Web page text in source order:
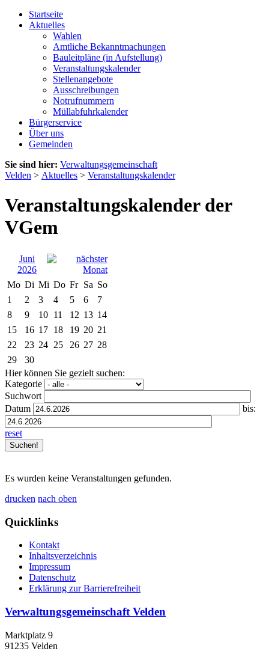
Startseite
Aktuelles
Wahlen
Amtliche Bekanntmachungen
Bauleitpläne (in Aufstellung)
Veranstaltungskalender
Stellenangebote
Ausschreibungen
Notrufnummern
Müllabfuhrkalender
Bürgerservice
Über uns
Gemeinden
Sie sind hier: Verwaltungsgemeinschaft
Velden > Aktuelles > Veranstaltungskalender
Veranstaltungskalender der
VGem
Juni
2026
Mo Di Mi Do Fr Sa So
1
2 3 4 5 6
7
8
9 10 11 12 13 14
15
16 17 18 19 20 21
22
23 24 25 26 27 28
29
30
Hier können Sie gezielt suchen:
Kategorie
Suchwort
Datum
bis:
reset
Es wurden keine Veranstaltungen gefunden.
drucken nach oben
Quicklinks
Kontakt
Inhaltsverzeichnis
Impressum
Datenschutz
Erklärung zur Barrierefreiheit
Verwaltungsgemeinschaft Velden
Marktplatz 9
91235 Velden